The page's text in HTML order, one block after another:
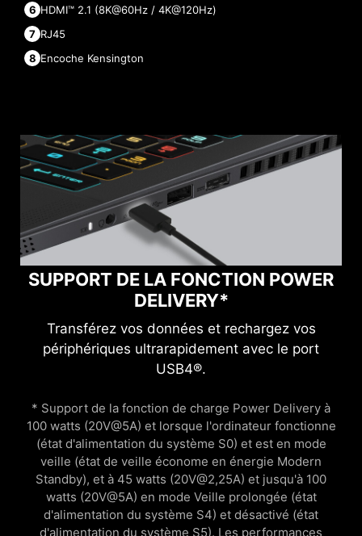
HDMI™ 2.1 (8K@60Hz / 4K@120Hz)
RJ45
Encoche Kensington
SUPPORT DE LA FONCTION POWER
DELIVERY*
Transférez vos données et rechargez vos
périphériques ultrarapidement avec le port
USB4®.
* Support de la fonction de charge Power Delivery à
100 watts (20V@5A) et lorsque l'ordinateur fonctionne
(état d'alimentation du système S0) et est en mode
veille (état de veille économe en énergie Modern
Standby), et à 45 watts (20V@2,25A) et jusqu'à 100
watts (20V@5A) en mode Veille prolongée (état
d'alimentation du système S4) et désactivé (état
d'alimentation du système S5). Les performances